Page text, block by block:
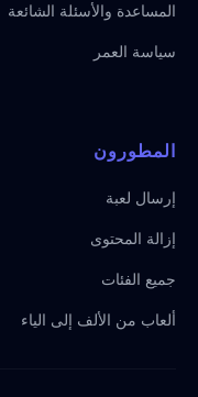
المساعدة والأسئلة الشائعة
سياسة العمر
المطورون
إرسال لعبة
إزالة المحتوى
جميع الفئات
ألعاب من الألف إلى الياء